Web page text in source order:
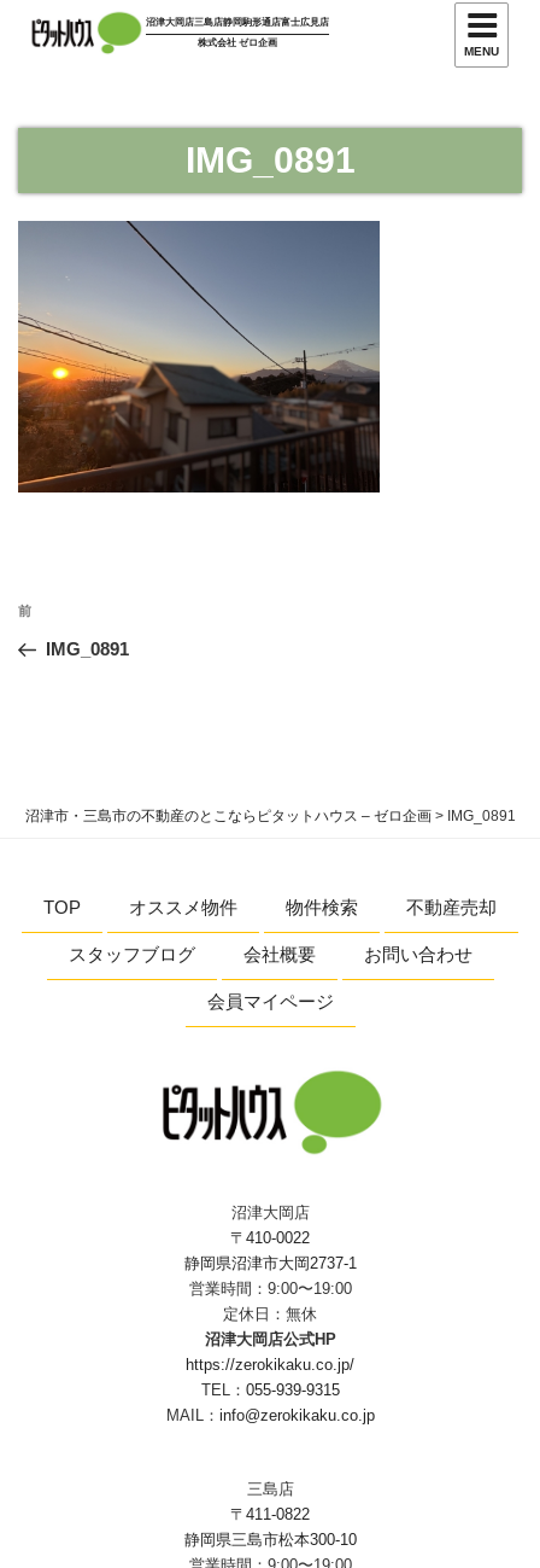
ツ
沼津大岡店三島店静岡駒形通店富士広見店
株式会社 ゼロ企画
MENU
IMG_0891
投
ナ
過
去
前
IMG_0891
沼津市・三島市の不動産のとこならピタットハウス – ゼロ企画> IMG_0891
TOP オススメ物件 物件検索 不動産売却
スタッフブログ 会社概要 お問い合わせ
会員マイページ
沼津大岡店
〒410-0022
静岡県沼津市大岡2737-1
営業時間：9:00〜19:00
定休日：無休
沼津大岡店公式HP
https://zerokikaku.co.jp/
TEL： 055-939-9315
MAIL： info@zerokikaku.co.jp
三島店
〒411-0822
静岡県三島市松本300-10